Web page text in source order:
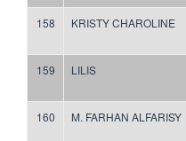
158 KRISTY CHAROLINE
159 LILIS
160 M. FARHAN ALFARISY